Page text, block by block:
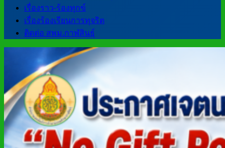
เรื่องราว-ร้องทุกข์
เรื่องร้องเรียนการทุจริต
ติดต่อ สพม.กาฬสินธุ์